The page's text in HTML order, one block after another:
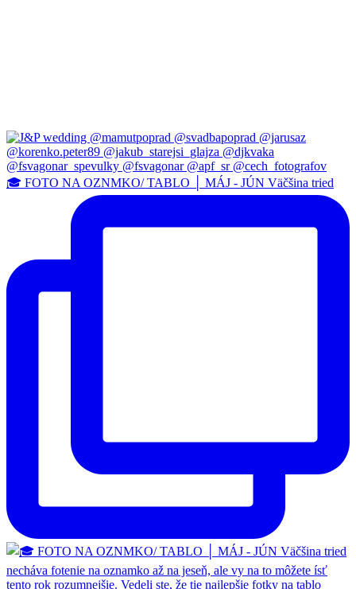
🎓 FOTO NA OZNMKO/ TABLO │ MÁJ - JÚN Väčšina tried